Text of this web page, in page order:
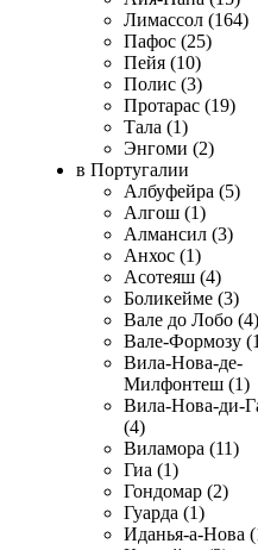
Лимассол (164)
Пафос (25)
Пейя (10)
Полис (3)
Протарас (19)
Тала (1)
Энгоми (2)
в Португалии
Албуфейра (5)
Алгош (1)
Алмансил (3)
Анхос (1)
Асотеяш (4)
Боликейме (3)
Вале до Лобо (4)
Вале-Формозу
Вила-Нова-де-
Милфонтеш (1)
Вила-Нова-ди-
(4)
Виламора (11)
Гиа (1)
Гондомар (2)
Гуарда (1)
Иданья-а-Нова